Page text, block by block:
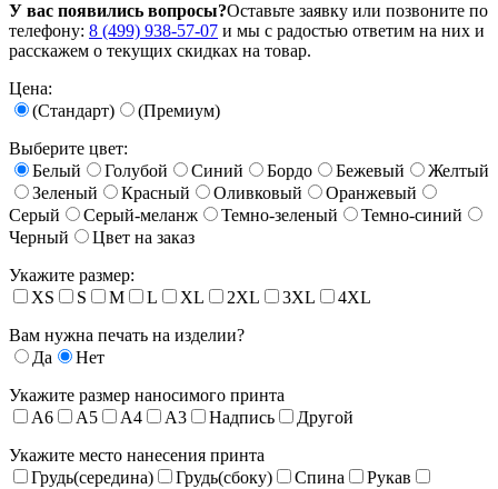
У вас появились вопросы?Оставьте заявку или позвоните по
телефону: 8 (499) 938-57-07 и мы с радостью ответим на них и
расскажем о текущих скидках на товар.
Цена:
(Стандарт)
(Премиум)
Выберите цвет:
Белый
Голубой Синий Бордо Бежевый
Желтый
Зеленый
Красный Оливковый
Оранжевый
Серый
Серый-меланж Темно-зеленый
Темно-синий
Черный
Цвет на заказ
Укажите размер:
XS
S M L XL 2XL 3XL
4XL
Вам нужна печать на изделии?
Да
Нет
Укажите размер наносимого принта
A6
A5 A4 A3 Надпись
Другой
Укажите место нанесения принта
Грудь(середина)
Грудь(сбоку) Спина
Рукав